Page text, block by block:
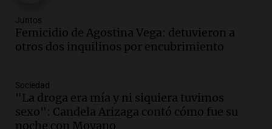
Panorama Federal
Episodios
Audio.Cómo serán los desalojos exprés
ley de propiedad privada
Ahora país
Episodios
Audio. Se inaugura la décimo primera
Juntos
Femicidio de Agostina Vega: detuvieron a
otros dos inquilinos por encubrimiento
Sociedad
"La droga era mía y ni siquiera tuvimos
sexo": Candela Arizaga contó cómo fue su
noche con Moyano